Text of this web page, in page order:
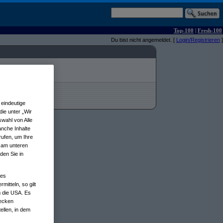
Top-100 | Fresh-100
Du bist nicht angemeldet. [ Login/Registrieren ]
unter „Wir
von Alle
Inhalte
um Ihre
unteren
Sie in
so gilt
die USA. Es
in dem